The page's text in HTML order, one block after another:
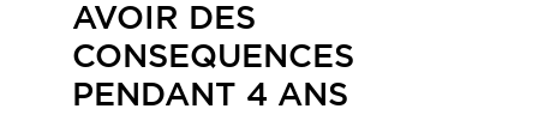
AVOIR DES
CONSEQUENCES
PENDANT 4 ANS